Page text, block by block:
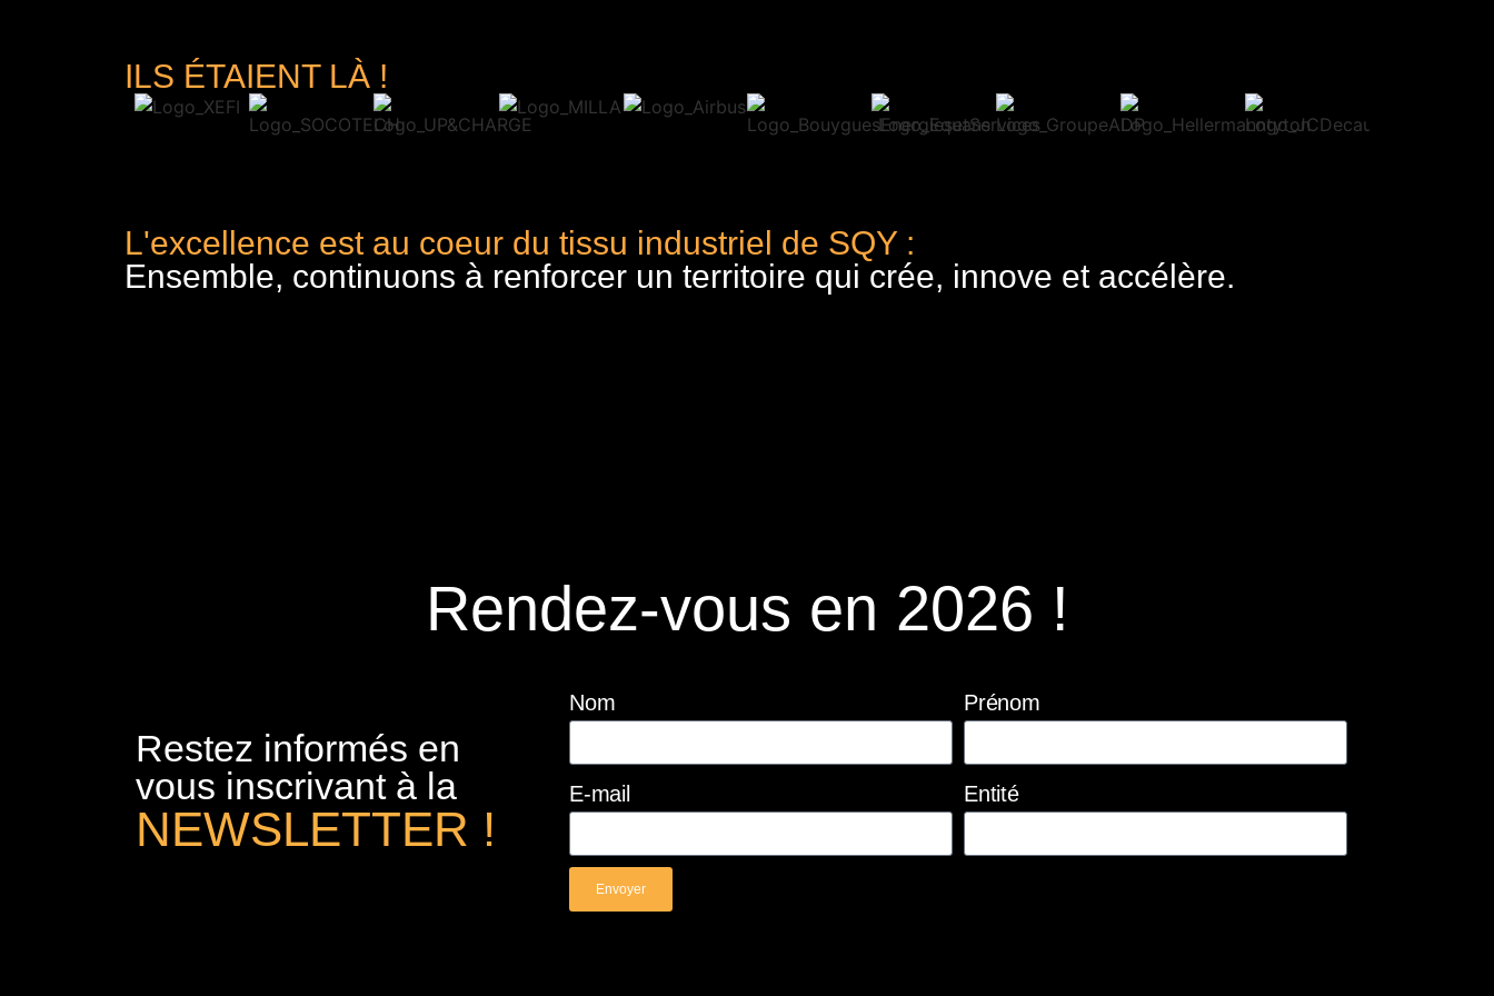
ILS ÉTAIENT LÀ !
L'excellence est au coeur du tissu industriel de SQY :
Ensemble, continuons à renforcer un territoire qui crée, innove et accélère.
Rendez-vous en 2026 !
Restez informés en
vous inscrivant à la
NEWSLETTER !
Nom Prénom
E-mail Entité
Envoyer